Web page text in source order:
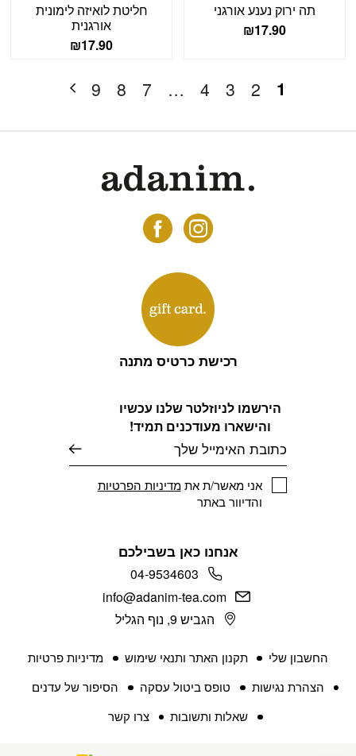
תה ירוק נענע אורגני
₪17.90
חליטת לואיזה לימונית
אורגנית
₪17.90
1
2
3
4
…
7
8
9
הירשמו לניוזלטר שלנו עכשיו
והישארו מעודכנים תמיד!
אני מאשר/ת אתמדיניות הפרטיות
והדיוור באתר
החשבון שלי תקנון האתר ותנאי שימוש
מדיניות פרטיות
הצהרת נגישות
טופס ביטול עסקה
הסיפור של עדנים
שאלות ותשובות
צרו קשר
אנחנו כאן בשבילכם
04-9534603
info@adanim-tea.com
הגביש 9, נוף הגליל
רכישת כרטיס מתנה